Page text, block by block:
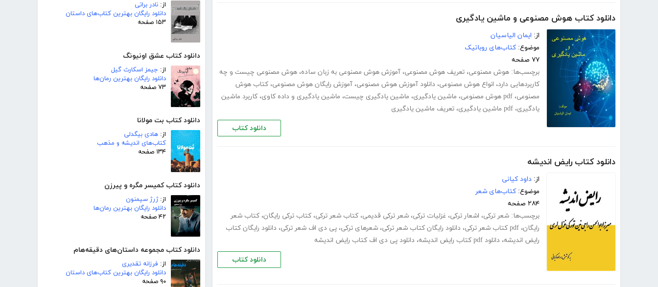
از: نادر براتی
دانلود رایگان بهترین کتاب‌های داستان
۱۵۳ صفحه
دانلود کتاب عشق اونیونگ
از: جیمز اسکارث گیل
دانلود رایگان بهترین رمان‌ها
۷۳ صفحه
دانلود کتاب بت مولانا
از: هادی بیگدلی
کتاب‌های اندیشه و مذهب
۱۳۴ صفحه
دانلود کتاب کمیسر مگره و پیرزن
از:ژرژ سیمنون
دانلود رایگان بهترین رمان‌ها
۴۲ صفحه
دانلود کتاب مجموعه داستان‌های دقیقه‌هام
از: فرزانه تقدیری
دانلود رایگان بهترین کتاب‌های داستان
۹۰ صفحه
دانلود کتاب هوش مصنوعی و ماشین یادگیری
از: ایمان الیاسیان
موضوع: کتاب‌های روباتیک
۷۷ صفحه
برچسب‌ها: هوش مصنوعی، تعریف هوش مصنوعی، آموزش هوش مصنوعی به زبان ساده، هوش مصنوعی چیست و چه
کاربردهایی دارد، انواع هوش مصنوعی، دانلود آموزش هوش مصنوعی، آموزش رایگان هوش مصنوعی، کتاب هوش
مصنوعی، pdf هوش مصنوعی ، ماشین یادگیری، ماشین یادگیری چیست، ماشین یادگیری و داده کاوی، کاربرد ماشین
یادگیری، pdf ماشین یادگیری ، تعریف ماشین یادگیری
دانلود کتاب
دانلود کتاب رایض اندیشه
از: داود کیانی
موضوع: کتاب‌های شعر
۲۸۴ صفحه
برچسب‌ها: شعر ترکی، اشعار ترکی، غزلیات ترکی، شعر ترکی قدیمی، کتاب شعر ترکی، کتاب ترکی رایگان، کتاب شعر
رایگان، pdf کتاب شعر ترکی ، دانلود رایگان کتاب شعر ترکی، شعرهای ترکی، پی دی اف شعر ترکی، دانلود رایگان کتاب
رایض اندیشه، دانلود pdf کتاب رایض اندیشه ، دانلود پی دی اف کتاب رایض اندیشه
دانلود کتاب